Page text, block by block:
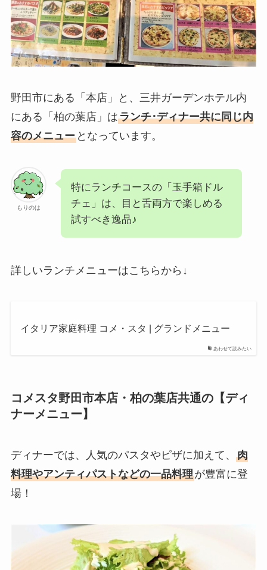
野田市にある「本店」と、三井ガーデンホテル内
にある「柏の葉店」はランチ･ディナー共に同じ内
容のメニューとなっています。
もりのは
特にランチコースの「玉手箱ドル
チェ」は、目と舌両方で楽しめる
試すべき逸品♪
詳しいランチメニューはこちらから↓
あわせて読みたい
イタリア家庭料理 コメ・スタ | グランドメニュー
コメスタ野田市本店・柏の葉店共通の【ディ
ナーメニュー】
ディナーでは、人気のパスタやピザに加えて、 肉
料理やアンティパストなどの一品料理が豊富に登
場！